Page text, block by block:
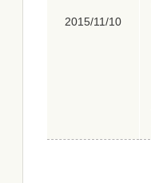
2015/11/10